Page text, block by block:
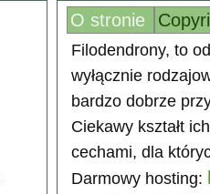
O stronie
Filodendrony, to
wyłącznie
bardzo dobrze
Ciekawy kształt
cechami, dla
Darmowy hosting: